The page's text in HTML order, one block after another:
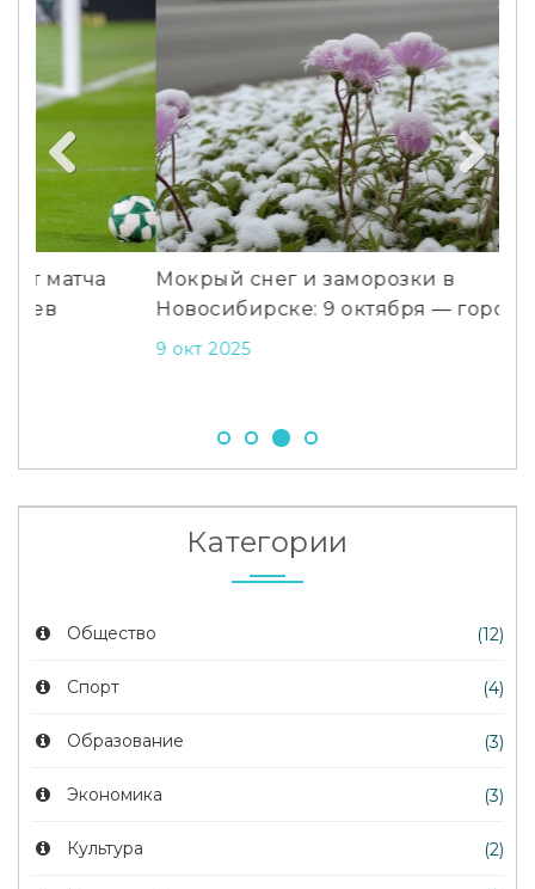
Мокрый снег и заморозки в
Новосибирске: 9 октября — город в тупике
Previous Next
Категории
Общество (12)
Спорт (4)
Образование (3)
Экономика (3)
Культура (2)